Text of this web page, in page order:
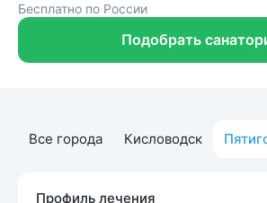
Бесплатно по России
Подобрать
Все города Кисловодск
Профиль лечения